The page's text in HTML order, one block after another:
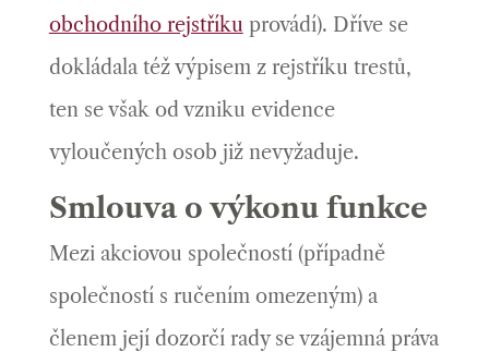
obchodního rejstříku provádí). Dříve se
dokládala též výpisem z rejstříku trestů,
ten se však od vzniku evidence
vyloučených osob již nevyžaduje.
Smlouva o výkonu funkce
Mezi akciovou společností (případně
společností s ručením omezeným) a
členem její dozorčí rady se vzájemná práva